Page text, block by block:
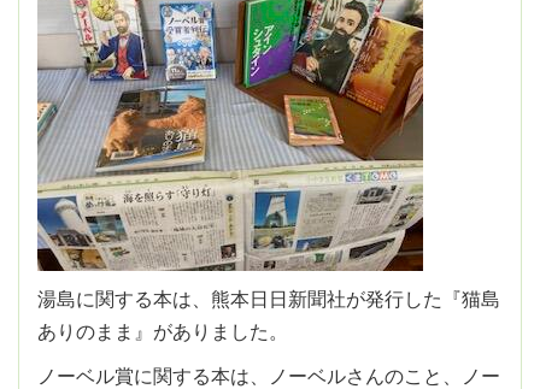
湯島に関する本は、熊本日日新聞社が発行した『猫島
ありのまま』がありました。
ノーベル賞に関する本は、ノーベルさんのこと、ノー